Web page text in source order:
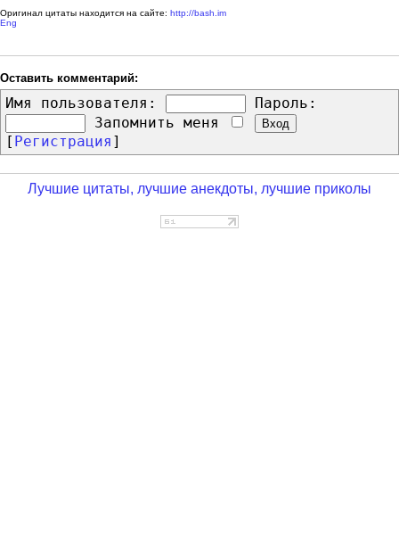
Оригинал цитаты находится на сайте: http://bash.im
Eng
Оставить комментарий:
Имя пользователя:
Пароль:
Запомнить меня
[ Регистрация ]
Лучшие цитаты, лучшие анекдоты, лучшие приколы